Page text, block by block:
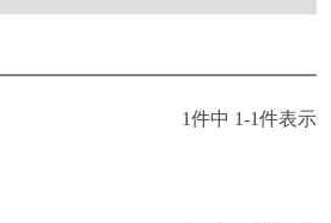
1件中 1-1件表示